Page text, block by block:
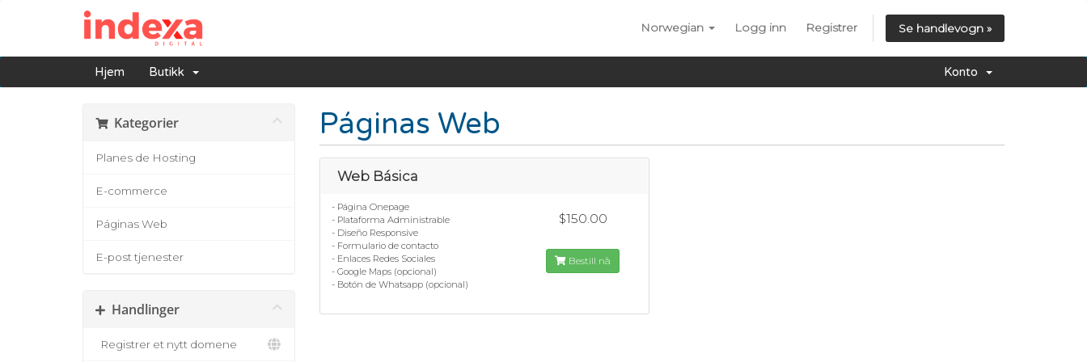
Norwegian Logg inn Registrer Se handlevogn »
Hjem Butikk Konto
Kategorier
Planes de Hosting
E-commerce
Páginas Web
E-post tjenester
Handlinger
Registrer et nytt domene
Páginas Web
Web Básica
- Página Onepage
- Plataforma Administrable
- Diseño Responsive
- Formulario de contacto
- Enlaces Redes Sociales
- Google Maps (opcional)
- Botón de Whatsapp (opcional)
$150.00
Bestill nå